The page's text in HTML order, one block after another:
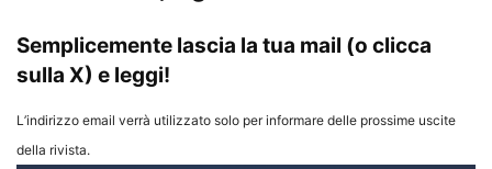
Semplicemente lascia la tua mail (o clicca
sulla X) e leggi!
L’indirizzo email verrà utilizzato solo per informare delle prossime uscite
della rivista.